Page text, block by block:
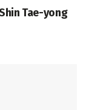
Tae-yong